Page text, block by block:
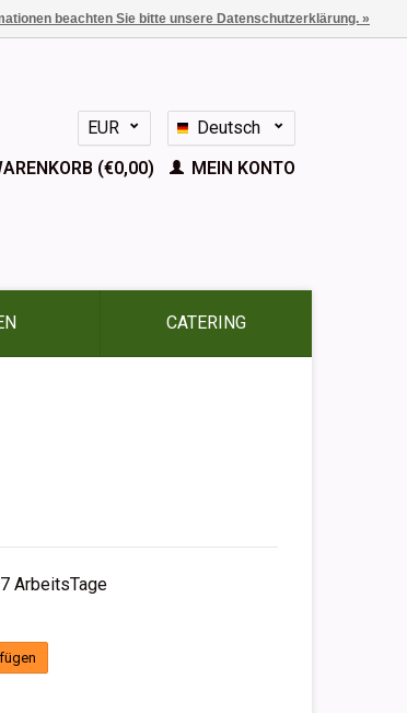
EUR
GBP
Deutsch
Nederlands
English
(€0,00) MEIN KONTO
CATERING
ArbeitsTage
beachten Sie bitte unsere Datenschutzerklärung. »